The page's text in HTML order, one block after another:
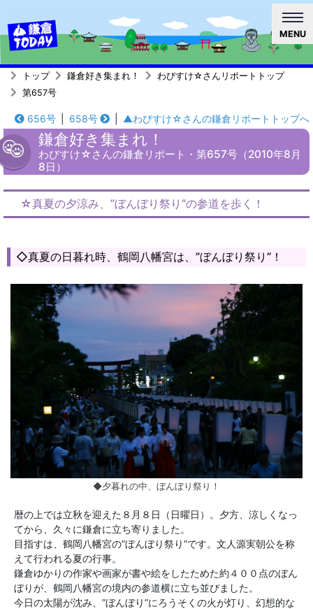
MENU
トップ 鎌倉好き集まれ！
わびすけ☆さんリポートトップ
第657号
656号 658号 ▲わびすけ☆さんの鎌倉リポートトップへ
鎌倉好き集まれ！
わびすけ☆さんの鎌倉リポート・第657号（2010年8月
8日）
☆真夏の夕涼み、”ぼんぼり祭り”の参道を歩く！
◇真夏の日暮れ時、鶴岡八幡宮は、”ぼんぼり祭り”！
◆夕暮れの中、ぼんぼり祭り！
暦の上では立秋を迎えた８月８日（日曜日）。夕方、涼しくなっ
てから、久々に鎌倉に立ち寄りました。
目指すは、鶴岡八幡宮の”ぼんぼり祭り”です。文人源実朝公を称
えて行われる夏の行事。
鎌倉ゆかりの作家や画家が書や絵をしたためた約４００点のぼん
ぼりが、鶴岡八幡宮の境内の参道横に立ち並びました。
今日の太陽が沈み、”ぼんぼり”にろうそくの火が灯り、幻想的な